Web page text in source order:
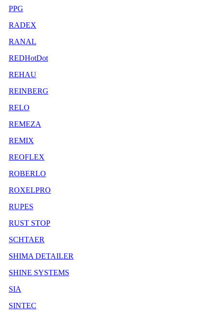
PPG
RADEX
RANAL
REDHotDot
REHAU
REINBERG
RELO
REMEZA
REMIX
REOFLEX
ROBERLO
ROXELPRO
RUPES
RUST STOP
SCHTAER
SHIMA DETAILER
SHINE SYSTEMS
SIA
SINTEC